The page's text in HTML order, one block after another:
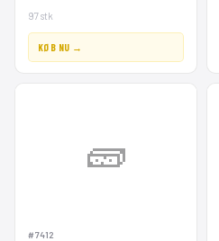
97 stk
KØB NU →
🧱
#7412